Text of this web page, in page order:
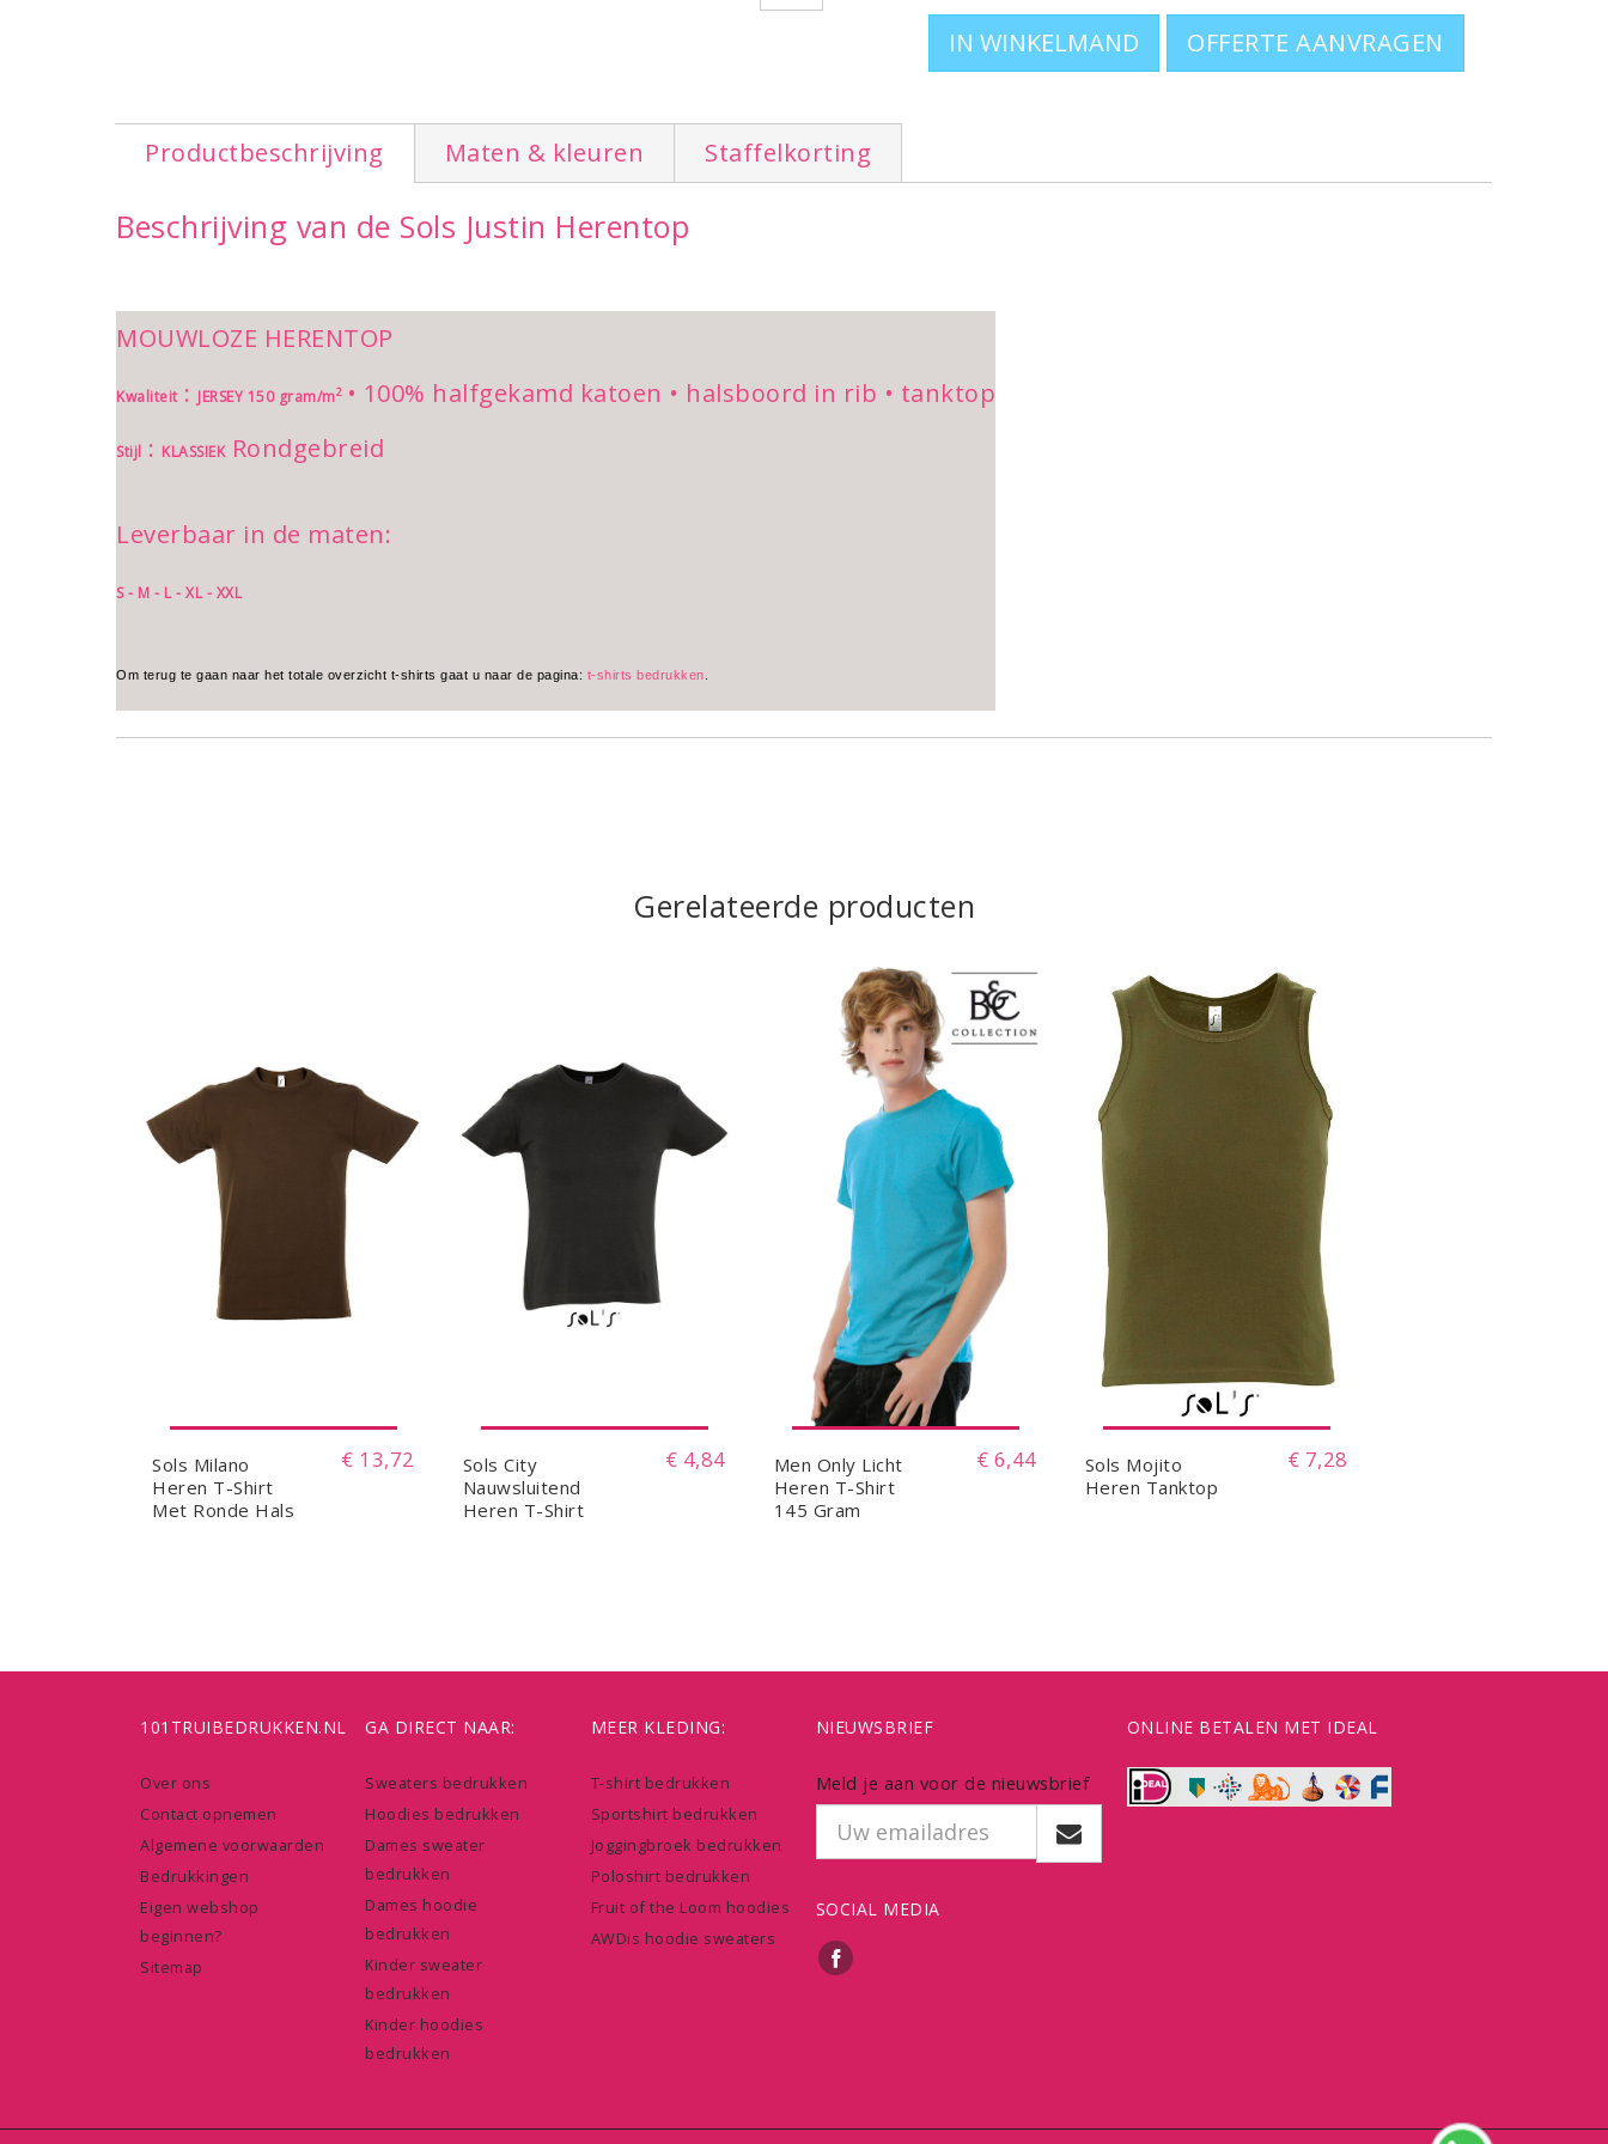
OFFERTE AANVRAGEN
Productbeschrijving Maten & kleuren Staffelkorting
Beschrijving van de Sols Justin Herentop
MOUWLOZE HERENTOP
Kwaliteit: JERSEY 150 gram/m2 • 100% halfgekamd katoen • halsboord in rib • tanktop
Stijl : KLASSIEKRondgebreid
Leverbaar in de maten:
S - M - L - XL - XXL
Om terug te gaan naar het totale overzicht t-shirts gaat u naar de pagina: t-shirts bedrukken
Gerelateerde producten
Sols Milano
Heren T-Shirt
Met Ronde Hals
€ 13,72
Sols City
Nauwsluitend
Heren T-Shirt
€ 4,84
Men Only Licht
Heren T-Shirt
145 Gram
€ 6,44
Sols Mojito
Heren Tanktop
€ 7,28
101TRUIBEDRUKKEN.NL
Over ons
Contact opnemen
Algemene voorwaarden
Bedrukkingen
Eigen webshop
beginnen?
Sitemap
GA DIRECT NAAR:
Sweaters bedrukken
Hoodies bedrukken
Dames sweater
bedrukken
Dames hoodie
bedrukken
Kinder sweater
bedrukken
Kinder hoodies
bedrukken
MEER KLEDING:
T-shirt bedrukken
Sportshirt bedrukken
Joggingbroek bedrukken
Poloshirt bedrukken
Fruit of the Loom hoodies
AWDis hoodie sweaters
NIEUWSBRIEF
Meld je aan voor de nieuwsbrief
SOCIAL MEDIA
ONLINE BETALEN MET IDEAL